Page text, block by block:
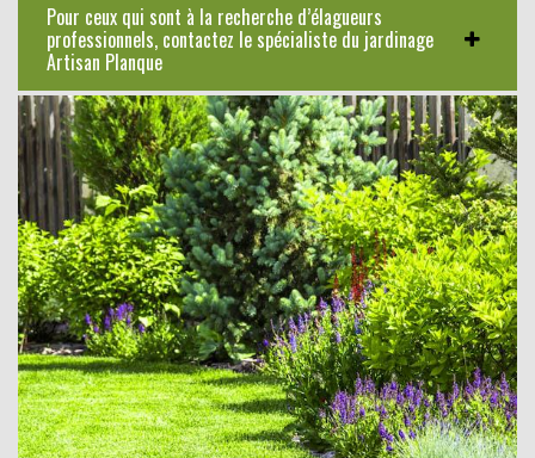
Pour ceux qui sont à la recherche d’élagueurs
professionnels, contactez le spécialiste du jardinage
Artisan Planque